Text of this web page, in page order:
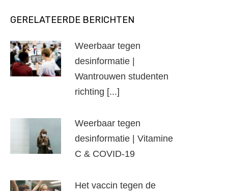
GERELATEERDE BERICHTEN
Weerbaar tegen
desinformatie |
Wantrouwen studenten
richting [...]
Weerbaar tegen
desinformatie | Vitamine
C & COVID-19
Het vaccin tegen de